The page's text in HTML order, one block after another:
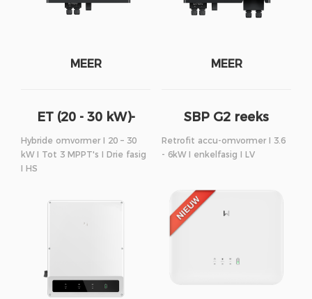
MEER MEER
ET (20 - 30 kW)-
reeks
Hybride omvormer I 20 – 30
kW I Tot 3 MPPT's I Drie fasig
I HS
SBP G2 reeks
Retrofit accu-omvormer I 3.6
- 6kW I enkelfasig I LV